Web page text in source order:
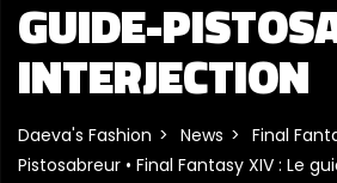
GUIDE-
INTERJECTION
Daeva's Fashion News
Final
Pistosabreur • Final Fantasy XIV : Le